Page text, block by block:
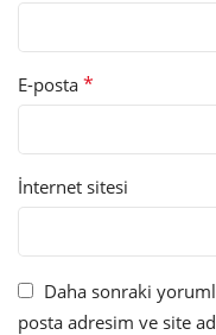
E-posta *
İnternet sitesi
Daha sonraki
posta adresim ve site